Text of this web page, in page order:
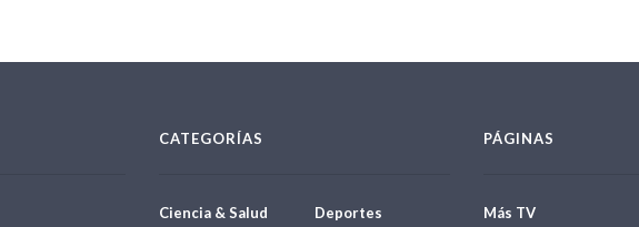
CATEGORÍAS
Ciencia & Salud Deportes
PÁGINAS
Más TV